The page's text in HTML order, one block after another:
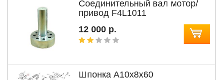
Соединительный вал мотор/
привод F4L1011
12 000 р.
Шпонка А10x8x60